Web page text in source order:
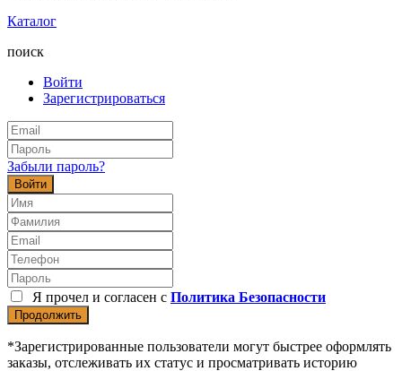
Каталог
поиск
Войти
Зарегистрироваться
Забыли пароль?
Войти
Я прочел и согласен с Политика Безопасности
Продолжить
*Зарегистрированные пользователи могут быстрее оформлять
заказы, отслеживать их статус и просматривать историю